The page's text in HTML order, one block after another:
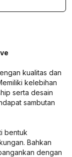
kualitas dan
kelebihan
serta desain
sambutan
bentuk
Bahkan
dengan